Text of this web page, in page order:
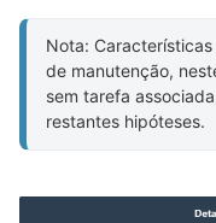
Nota:
de manutenção,
sem tarefa
restantes hipóteses.